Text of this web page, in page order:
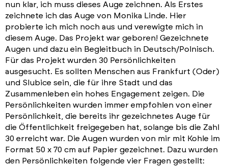
nun klar, ich muss dieses Auge zeichnen. Als Erstes
zeichnete ich das Auge von Monika Linde. Hier
probierte ich mich noch aus und verewigte mich in
diesem Auge. Das Projekt war geboren! Gezeichnete
Augen und dazu ein Begleitbuch in Deutsch/Polnisch.
Für das Projekt wurden 30 Persönlichkeiten
ausgesucht. Es sollten Menschen aus Frankfurt (Oder)
und Slubice sein, die für ihre Stadt und das
Zusammenleben ein hohes Engagement zeigen. Die
Persönlichkeiten wurden immer empfohlen von einer
Persönlichkeit, die bereits ihr gezeichnetes Auge für
die Öffentlichkeit freigegeben hat, solange bis die Zahl
30 erreicht war. Die Augen wurden von mir mit Kohle im
Format 50 x 70 cm auf Papier gezeichnet. Dazu wurden
den Persönlichkeiten folgende vier Fragen gestellt: